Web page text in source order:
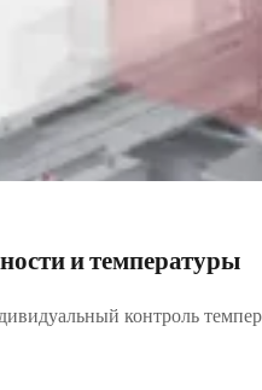
и температуры
контроль